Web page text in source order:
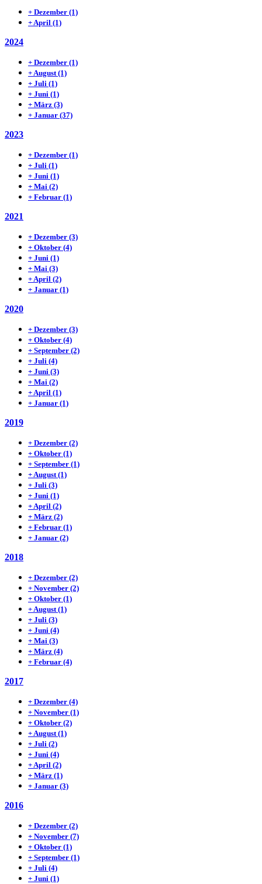
+ Dezember (1)
+April (1)
2024
+ Dezember (1)
+August(1)
+ Juli (1)
+ Juni (1)
+ März (3)
+ Januar (37)
2023
+ Dezember (1)
+ Juli (1)
+ Juni (1)
+ Mai (2)
+ Februar (1)
2021
+ Dezember (3)
+ Oktober (4)
+ Juni (1)
+ Mai (3)
+April (2)
+ Januar (1)
2020
+ Dezember (3)
+ Oktober (4)
+ September (2)
+ Juli (4)
+ Juni (3)
+ Mai (2)
+April (1)
+ Januar (1)
2019
+ Dezember (2)
+ Oktober (1)
+ September (1)
+August(1)
+ Juli (3)
+ Juni (1)
+April (2)
+ März (2)
+ Februar (1)
+ Januar (2)
2018
+ Dezember (2)
+ November (2)
+ Oktober (1)
+August(1)
+ Juli (3)
+ Juni (4)
+ Mai (3)
+ März (4)
+ Februar (4)
2017
+ Dezember (4)
+ November (1)
+ Oktober (2)
+August(1)
+ Juli (2)
+ Juni (4)
+April (2)
+ März (1)
+ Januar (3)
2016
+ Dezember (2)
+ November (7)
+ Oktober (1)
+ September (1)
+ Juli (4)
+ Juni (1)